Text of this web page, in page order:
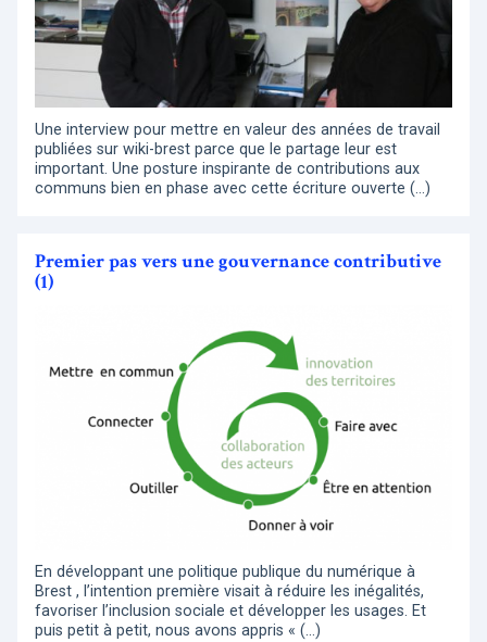
Une interview pour mettre en valeur des années de travail
publiées sur wiki-brest parce que le partage leur est
important. Une posture inspirante de contributions aux
communs bien en phase avec cette écriture ouverte (…)
Premier pas vers une gouvernance contributive
(1)
En développant une politique publique du numérique à
Brest , l’intention première visait à réduire les inégalités,
favoriser l’inclusion sociale et développer les usages. Et
puis petit à petit, nous avons appris « (…)